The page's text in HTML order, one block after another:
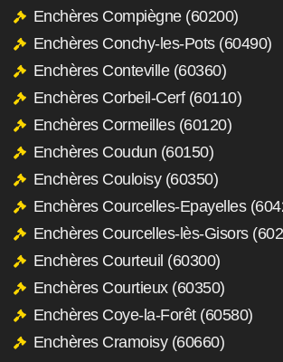
Enchères Compiègne (60200)
Enchères Conchy-les-Pots (60490)
Enchères Conteville (60360)
Enchères Corbeil-Cerf (60110)
Enchères Cormeilles (60120)
Enchères Coudun (60150)
Enchères Couloisy (60350)
Enchères Courcelles-Epayelles
Enchères Courcelles-lès-Gisors
Enchères Courteuil (60300)
Enchères Courtieux (60350)
Enchères Coye-la-Forêt (60580)
Enchères Cramoisy (60660)